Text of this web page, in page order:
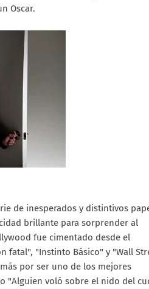
Oscar.
de inesperados y distintivos
brillante para sorprender al
fue cimentado desde el
fatal", "Instinto Básico" y "Wall
por ser uno de los mejores
"Alguien voló sobre el nido del